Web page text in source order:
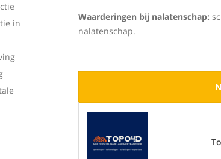
in
Waarderingen bij nalatenschap:
nalatenschap.